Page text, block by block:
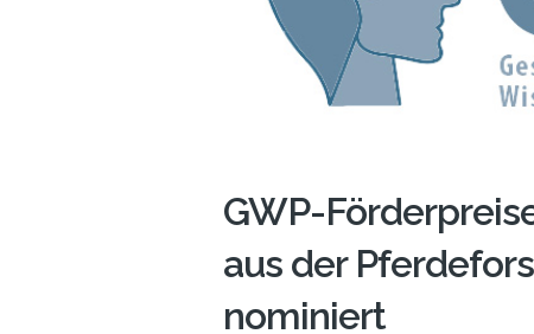
GWP-
aus der
nominiert